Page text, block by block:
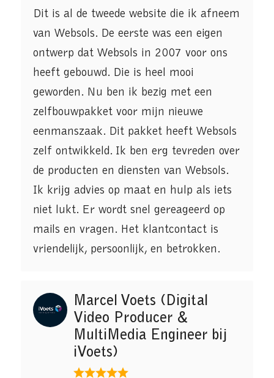
Dit is al de tweede website die ik afneem
van Websols. De eerste was een eigen
ontwerp dat Websols in 2007 voor ons
heeft gebouwd. Die is heel mooi
geworden. Nu ben ik bezig met een
zelfbouwpakket voor mijn nieuwe
eenmanszaak. Dit pakket heeft Websols
zelf ontwikkeld. Ik ben erg tevreden over
de producten en diensten van Websols.
Ik krijg advies op maat en hulp als iets
niet lukt. Er wordt snel gereageerd op
mails en vragen. Het klantcontact is
vriendelijk, persoonlijk, en betrokken.
Marcel Voets (Digital
Video Producer &
MultiMedia Engineer bij
iVoets)